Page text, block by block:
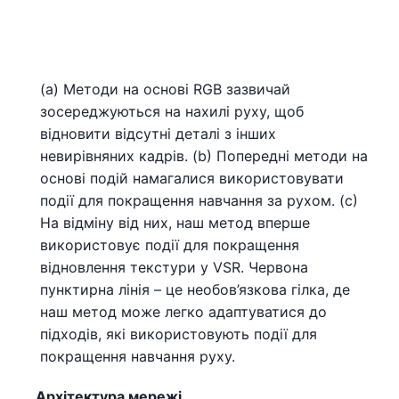
(a) Методи на основі RGB зазвичай
зосереджуються на нахилі руху, щоб
відновити відсутні деталі з інших
невирівняних кадрів. (b) Попередні методи на
основі подій намагалися використовувати
події для покращення навчання за рухом. (c)
На відміну від них, наш метод вперше
використовує події для покращення
відновлення текстури у VSR. Червона
пунктирна лінія – це необов’язкова гілка, де
наш метод може легко адаптуватися до
підходів, які використовують події для
покращення навчання руху.